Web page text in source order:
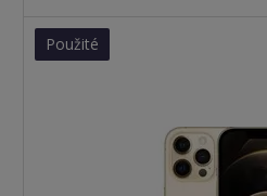
Použité